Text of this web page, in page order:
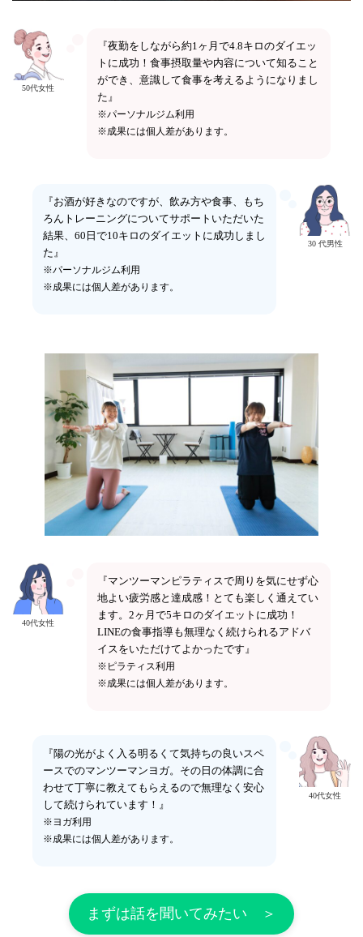
50代女性
『夜勤をしながら約1ヶ月で4.8キロのダイエッ
トに成功！食事摂取量や内容について知ること
ができ、意識して食事を考えるようになりまし
た』
※パーソナルジム利用
※成果には個人差があります。
30 代男性
『お酒が好きなのですが、飲み方や食事、もち
ろんトレーニングについてサポートいただいた
結果、60日で10キロのダイエットに成功しまし
た』
※パーソナルジム利用
※成果には個人差があります。
40代女性
『マンツーマンピラティスで周りを気にせず心
地よい疲労感と達成感！とても楽しく通えてい
ます。2ヶ月で5キロのダイエットに成功！
LINEの食事指導も無理なく続けられるアドバ
イスをいただけてよかったです』
※ピラティス利用
※成果には個人差があります。
40代女性
『陽の光がよく入る明るくて気持ちの良いスペ
ースでのマンツーマンヨガ。その日の体調に合
わせて丁寧に教えてもらえるので無理なく安心
して続けられています！』
※ヨガ利用
※成果には個人差があります。
まずは話を聞いてみたい ＞